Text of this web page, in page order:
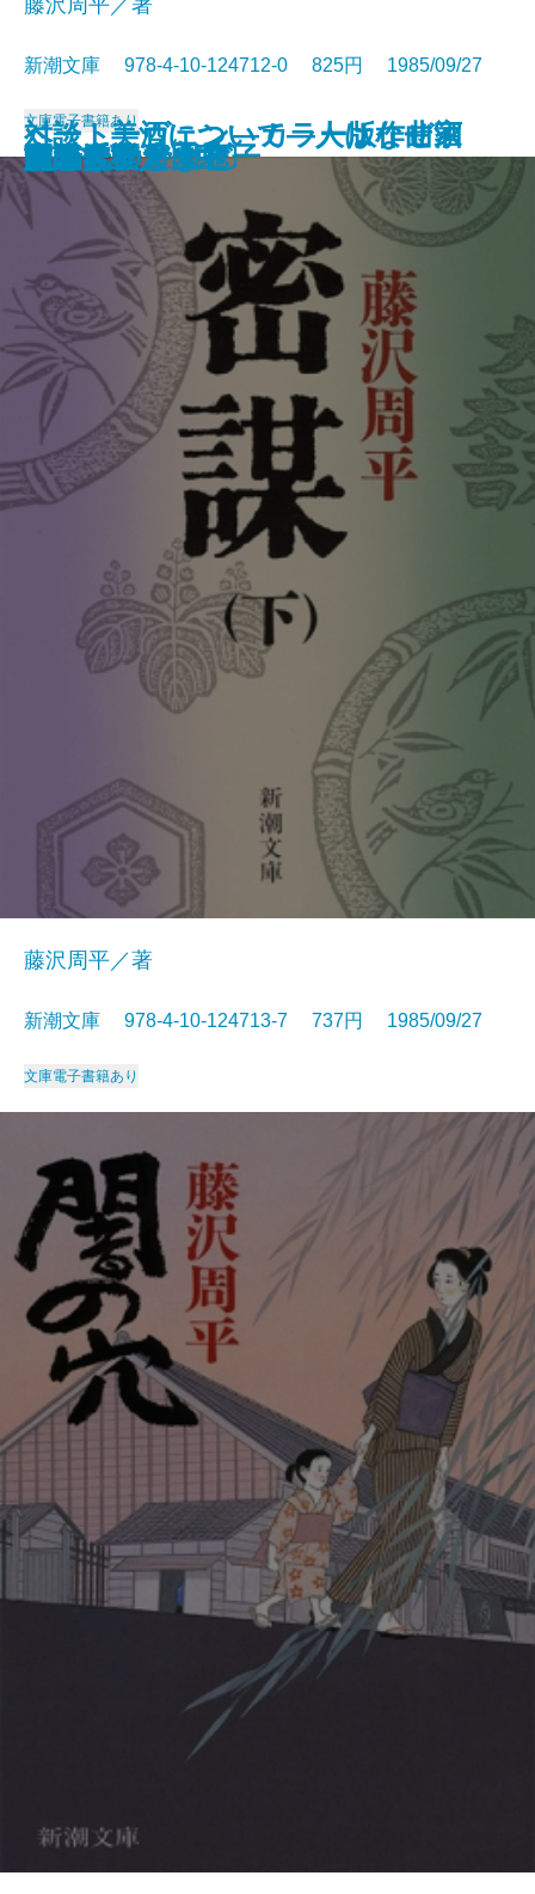
たくさんのタブー
なりそこない王子
ベートーヴェン―カラー版作曲家
の生涯―
おみそれ社会
冬の派閥
対談 美酒について―人はなぜ酒
を語るか―
男の系譜
夜のかくれんぼ
ノックの音が
密謀〔上〕
藤沢周平／著
新潮文庫 978-4-10-124712-0 825円 1985/09/27
文庫電子書籍あり
密謀〔下〕
藤沢周平／著
新潮文庫 978-4-10-124713-7 737円 1985/09/27
文庫電子書籍あり
闇の穴
吉里吉里人〔上〕
吉里吉里人〔中〕
吉里吉里人〔下〕
おせん
盗賊会社
エヌ氏の遊園地
羆
男どき女どき